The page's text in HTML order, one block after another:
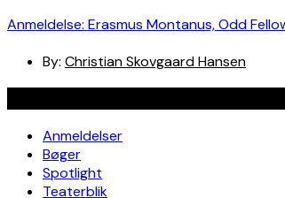
Anmeldelse: Erasmus Montanus, Odd
By: Christian Skovgaard Hansen
Anmeldelser
Bøger
Spotlight
Teaterblik